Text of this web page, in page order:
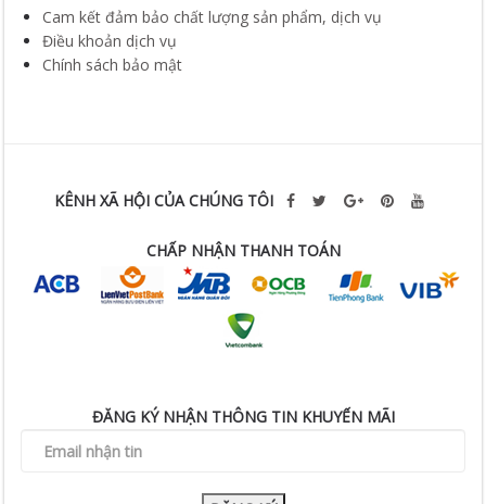
Cam kết đảm bảo chất lượng sản phẩm, dịch vụ
Điều khoản dịch vụ
Chính sách bảo mật
KÊNH XÃ HỘI CỦA CHÚNG TÔI
CHẤP NHẬN THANH TOÁN
ĐĂNG KÝ NHẬN THÔNG TIN KHUYẾN MÃI